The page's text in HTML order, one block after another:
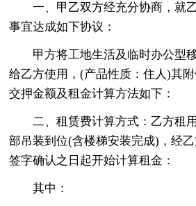
一、甲乙双方经充分协商，就
事宜达成如下协议：
甲方将工地生活及临时办公型
给乙方使用，(产品性质：住人)其
交押金额及租金计算方法如下：
二、租赁费计算方式：乙方租
部吊装到位(含楼梯安装完成)，经
签字确认之日起开始计算租金：
其中：